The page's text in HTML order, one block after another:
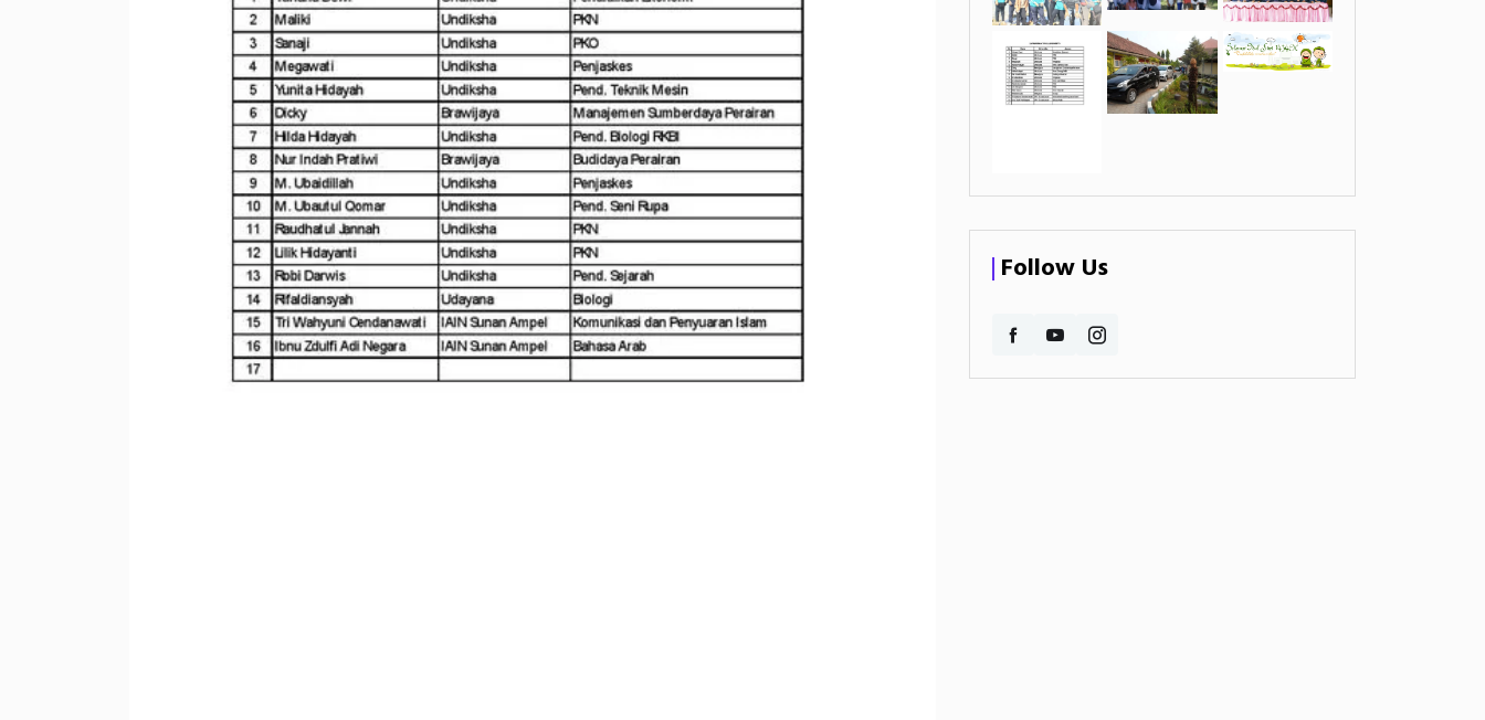
Follow Us